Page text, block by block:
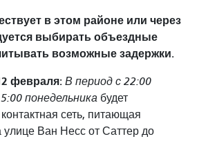
в этом районе или через
выбирать объездные
возможные задержки.
февраля: В период с 22:00
понедельника будет
сеть, питающая
улице Ван Несс от Саттер до